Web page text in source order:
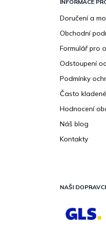
INFORMACE
Doručení a
Obchodní
Formulář pro
Odstoupení
Podmínky
Často
Hodnocení
Náš blog
Kontakty
NAŠI DOPRAVCI